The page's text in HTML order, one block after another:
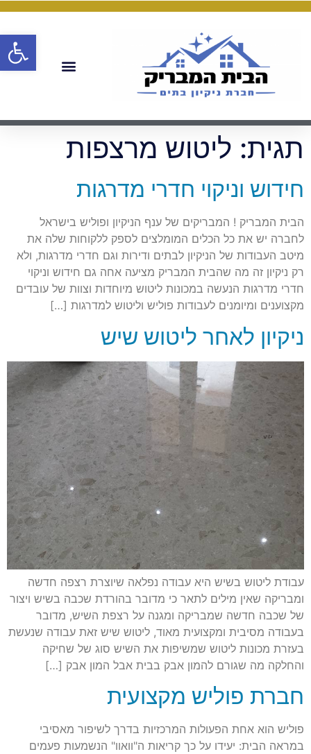
תגית: ליטוש מרצפות
חידוש וניקוי חדרי מדרגות
הבית המבריק ! המבריקים של ענף הניקיון ופוליש בישראל
לחברה יש את כל הכלים המומלצים לספק ללקוחות שלה את
מיטב העבודות של הניקיון לבתים ודירות וגם חדרי מדרגות, ולא
רק ניקיון זה מה שהבית המבריק מציעה אחה גם חידוש וניקוי
חדרי מדרגות הנעשה במכונות ליטוש מיוחדות וצוות של עובדים
מקצוענים ומיומנים לעבודות פוליש וליטוש למדרגות […]
ניקיון לאחר ליטוש שיש
עבודת ליטוש בשיש היא עבודה נפלאה שיוצרת רצפה חדשה
ומבריקה שאין מילים לתאר כי מדובר בהורדת שכבה בשיש ויצור
של שכבה חדשה שמבריקה ומגנה על רצפת השיש, מדובר
בעבודה מסיבית ומקצועית מאוד, ליטוש שיש זאת עבודה שנעשת
בעזרת מכונות ליטוש שמשיפות את השיש סוג של שחיקה
והחלקה מה שגורם להמון אבק בבית אבל המון אבק […]
חברת פוליש מקצועית
פוליש הוא אחת הפעולות המרכזיות בדרך לשיפור מאסיבי
במראה הבית: יעידו על כך קריאות ה"וואוו" הנשמעות פעמים